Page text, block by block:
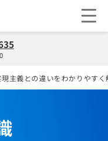
主義との違いをわかりやすく